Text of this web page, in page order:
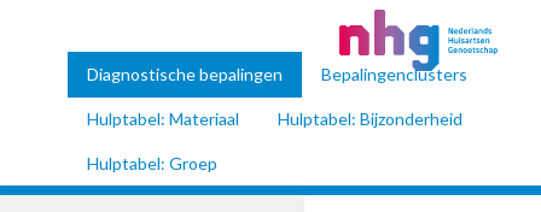
Diagnostische bepalingen Bepalingenclusters
Hulptabel: Materiaal Hulptabel: Bijzonderheid
Hulptabel: Groep